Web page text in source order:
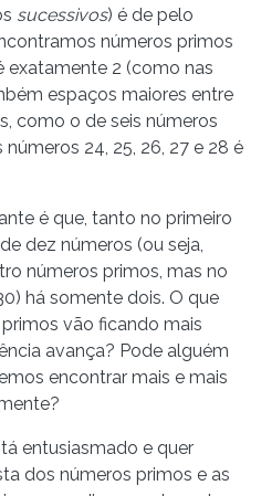
sucessivos) é de pelo
números primos
exatamente 2 (como nas
espaços maiores entre
como o de seis números
24, 25, 26, 27 e 28 é
é que, tanto no primeiro
dez números (ou seja,
números primos, mas no
há somente dois. O que
vão ficando mais
avança? Pode alguém
encontrar mais e mais
entusiasmado e quer
dos números primos e as